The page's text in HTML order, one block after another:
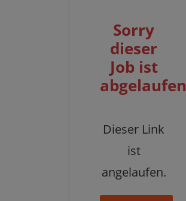
Sorry
dieser
Job ist
abgelaufen
Dieser Link
ist
angelaufen.